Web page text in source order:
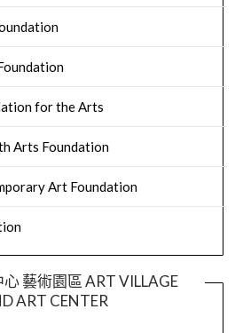
for the Arts
Arts Foundation
Art Foundation
藝術園區 ART VILLAGE
ART CENTER